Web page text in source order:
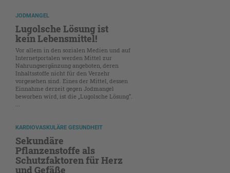
JODMANGEL
Lugolsche Lösung ist
kein Lebensmittel!
Vor allem in den sozialen Medien und auf
Internetportalen werden Mittel zur
Nahrungsergänzung angeboten, deren
Inhaltsstoffe nicht für den Verzehr
vorgesehen sind. Eines der Mittel, dessen
Einnahme derzeit gegen Jodmangel
beworben wird, ist die „Lugolsche Lösung“.
...
KARDIOVASKULÄRE GESUNDHEIT
Sekundäre
Pflanzenstoffe als
Schutzfaktoren für Herz
und Gefäße